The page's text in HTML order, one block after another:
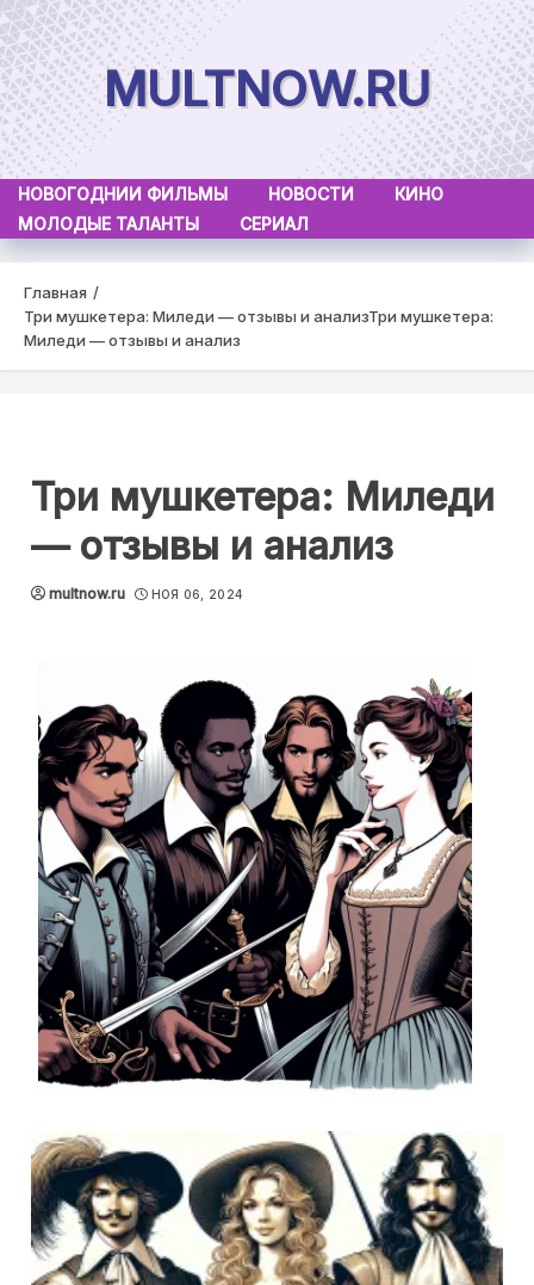
Skip
to
content
MULTNOW.RU
НОВОГОДНИИ ФИЛЬМЫ НОВОСТИ
КИНО
МОЛОДЫЕ ТАЛАНТЫ
СЕРИАЛ
Главная
Три мушкетера: Миледи — отзывы и анализТри мушкетера:
Миледи — отзывы и анализ
Три мушкетера: Миледи
— отзывы и анализ
multnow.ru НОЯ 06, 2024